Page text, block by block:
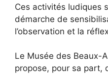
Ces activités ludiques
démarche de
l’observation et la
Le Musée des Beaux-
propose, pour sa part,